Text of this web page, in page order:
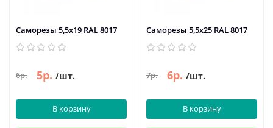
Саморезы 5,5х19 RAL 8017
6р. 5р. /шт.
В корзину
Саморезы 5,5х25 RAL 8017
7р. 6р. /шт.
В корзину